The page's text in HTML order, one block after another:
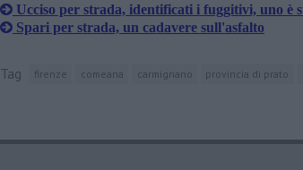
Ucciso per strada, identificati i fuggitivi, uno è
Spari per strada, un cadavere sull'asfalto
Tag firenze comeana carmignano provincia di prato